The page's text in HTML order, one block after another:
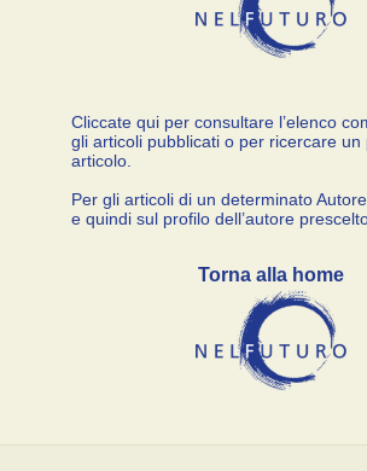
Cliccate qui per consultare l’elenco
gli articoli pubblicati o per ricercare un
articolo.
Per gli articoli di un determinato
e quindi sul profilo dell’autore
Torna alla home